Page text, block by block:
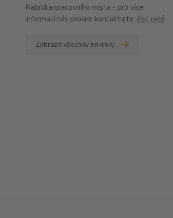
Nabídka pracovního místa - pro více
informací nás prosím kontaktujte. číst celé
Zobrazit všechny novinky